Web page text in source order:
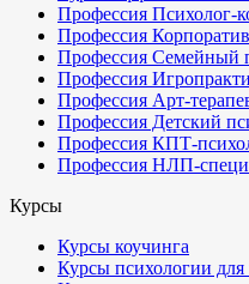
Профессия Психолог-
Профессия
Профессия Семейный
Профессия
Профессия Арт-
Профессия Детский
Профессия КПТ-
Профессия НЛП-
Курсы
Курсы коучинга
Курсы психологии